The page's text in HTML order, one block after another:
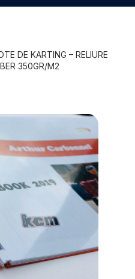
DE KARTING – RELIURE
350GR/M2